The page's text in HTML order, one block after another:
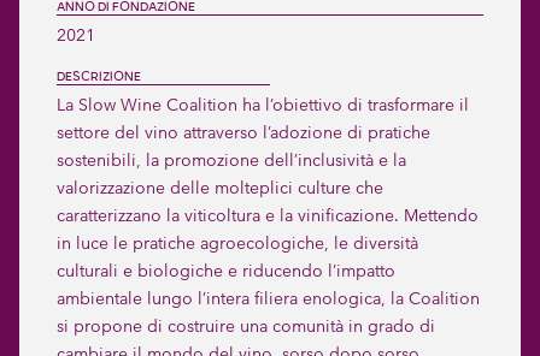
ANNO DI FONDAZIONE
2021
DESCRIZIONE
La Slow Wine Coalition ha l’obiettivo di trasformare il
settore del vino attraverso l’adozione di pratiche
sostenibili, la promozione dell’inclusività e la
valorizzazione delle molteplici culture che
caratterizzano la viticoltura e la vinificazione. Mettendo
in luce le pratiche agroecologiche, le diversità
culturali e biologiche e riducendo l’impatto
ambientale lungo l’intera filiera enologica, la Coalition
si propone di costruire una comunità in grado di